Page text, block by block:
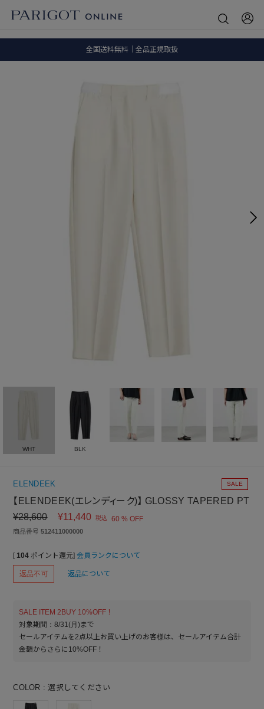
全国送料無料｜全品正規取扱
WHT BLK
ELENDEEK
【ELENDEEK(エレンディーク)】 GLOSSY TAPERED PT
¥28,600 ¥11,440 税込 60 % OFF
SALE
商品番号 512411000000
[ 104 ポイント還元] 会員ランクについて
返品不可 返品について
SALE ITEM 2BUY 10%OFF！
対象期間：8/31(月)まで
セールアイテムを2点以上お買い上げのお客様は、セールアイテム合計
金額からさらに10%OFF！
COLOR 選択してください